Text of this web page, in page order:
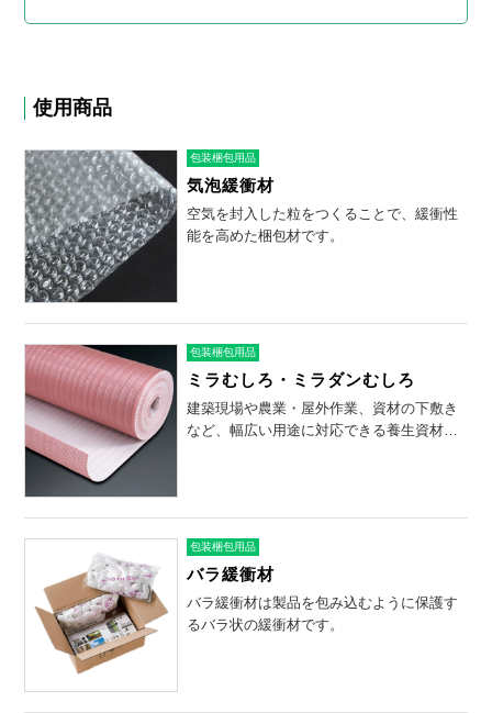
使用商品
包装梱包用品
気泡緩衝材
空気を封入した粒をつくることで、緩衝性
能を高めた梱包材です。
包装梱包用品
ミラむしろ・ミラダンむしろ
建築現場や農業・屋外作業、資材の下敷き
など、幅広い用途に対応できる養生資材で
包装梱包用品
バラ緩衝材
バラ緩衝材は製品を包み込むように保護す
るバラ状の緩衝材です。